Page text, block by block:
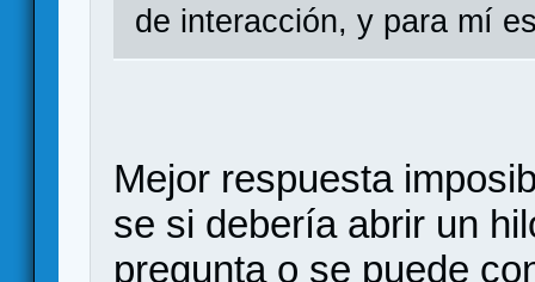
de interacción, y para mí
Mejor respuesta
se si debería abrir un
pregunta o se puede